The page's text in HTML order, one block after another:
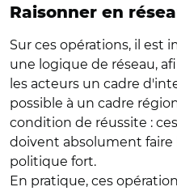
Raisonner en
Sur ces opérations, il est
une logique de réseau,
les acteurs un cadre
possible à un cadre
condition de réussite :
doivent absolument
politique fort.
En pratique, ces